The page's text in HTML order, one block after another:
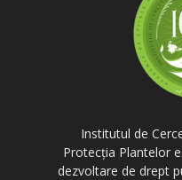
Institutul de
Protecția Plantelor
dezvoltare de drept